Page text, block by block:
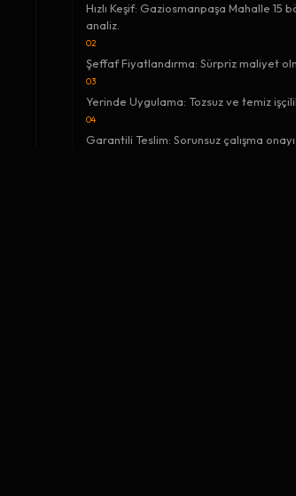
Hızlı Keşif: Gaziosmanpaşa Mahalle
analiz.
02
Şeffaf Fiyatlandırma: Sürpriz maliyet
03
Yerinde Uygulama: Tozsuz ve temiz
04
Garantili Teslim: Sorunsuz çalışma